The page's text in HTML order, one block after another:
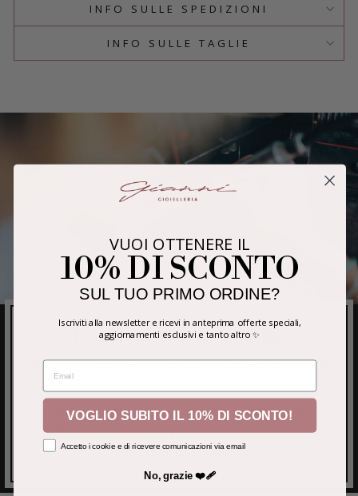
INFO SULLE SPEDIZIONI
INFO SULLE TAGLIE
Rendi unico il tuo gioiello!
Su alcuni gioielli offriamo la possibilità di
Inserisci la tua richiesta nelle note
dell’ordine e aggiungi un tocco speciale
al tuo gioiello!
VUOI OTTENERE IL
10% DI SCONTO
SUL TUO PRIMO ORDINE?
Iscriviti alla newsletter e ricevi in anteprima offerte speciali,
aggiornamenti esclusivi e tanto altro ✨
EMAIL
VOGLIO SUBITO IL 10% DI SCONTO!
Accetto i cookie e di ricevere comunicazioni via email
No, grazie ❤️‍🩹